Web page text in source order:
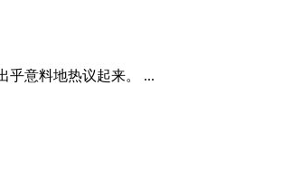
乎意料地热议起来。 ...